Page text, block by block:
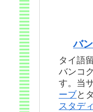
バ
タイ語
バンコ
す。当
ーブ と
スタディ